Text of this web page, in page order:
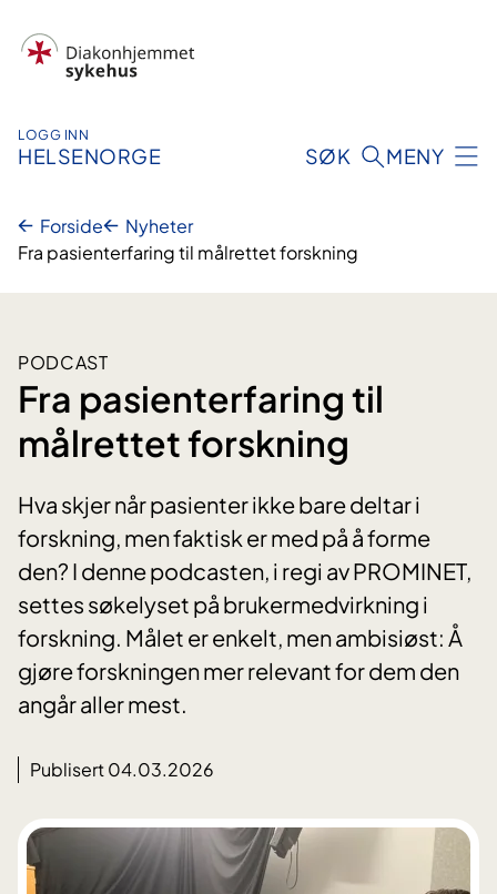
innhold
LOGG INN
HELSENORGE SØK MENY
Forside
Nyheter
Fra pasienterfaring til målrettet forskning
PODCAST
Fra pasienterfaring til
målrettet forskning
Hva skjer når pasienter ikke bare deltar i
forskning, men faktisk er med på å forme
den? I denne podcasten, i regi av PROMINET,
settes søkelyset på brukermedvirkning i
forskning. Målet er enkelt, men ambisiøst: Å
gjøre forskningen mer relevant for dem den
angår aller mest.
Publisert 04.03.2026